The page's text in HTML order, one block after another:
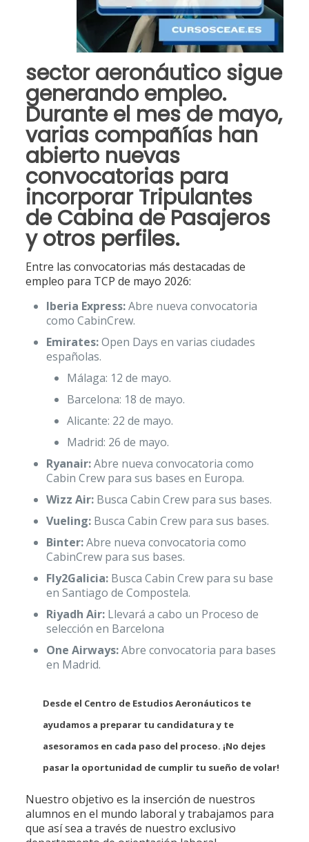
sector aeronáutico sigue
generando empleo.
Durante el mes de mayo,
varias compañías han
abierto nuevas
convocatorias para
incorporar Tripulantes
de Cabina de Pasajeros
y otros perfiles.
Entre las convocatorias más destacadas de
empleo para TCP de mayo 2026:
Iberia Express:Abre nueva convocatoria
como CabinCrew.
Emirates:Open Days en varias ciudades
españolas.
Málaga: 12 de mayo.
Barcelona: 18 de mayo.
Alicante: 22 de mayo.
Madrid: 26 de mayo.
Ryanair:Abre nueva convocatoria como
Cabin Crew para sus bases en Europa.
Wizz Air:Busca Cabin Crew para sus bases.
Vueling:Busca Cabin Crew para sus bases.
Binter:Abre nueva convocatoria como
CabinCrew para sus bases.
Fly2Galicia:Busca Cabin Crew para su base
en Santiago de Compostela.
Riyadh Air:Llevará a cabo un Proceso de
selección en Barcelona
One Airways:Abre convocatoria para bases
en Madrid.
Desde el Centro de Estudios Aeronáuticos te
ayudamos a preparar tu candidatura y te
asesoramos en cada paso del proceso. ¡No dejes
pasar la oportunidad de cumplir tu sueño de volar!
Nuestro objetivo es la inserción de nuestros
alumnos en el mundo laboral y trabajamos para
que así sea a través de nuestro exclusivo